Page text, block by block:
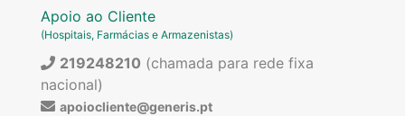
Apoio ao Cliente
(Hospitais, Farmácias e Armazenistas)
219248210 (chamada para rede fixa
nacional)
apoiocliente@generis.pt